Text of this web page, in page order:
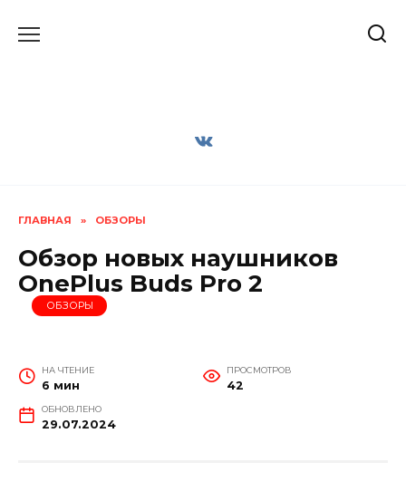
ГЛАВНАЯ » ОБЗОРЫ
Обзор новых наушников
OnePlus Buds Pro 2
ОБЗОРЫ
НА ЧТЕНИЕ
6 мин
ПРОСМОТРОВ
42
ОБНОВЛЕНО
29.07.2024